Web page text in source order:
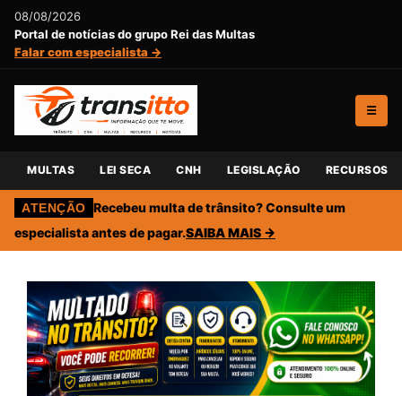
08/08/2026
Portal de notícias do grupo Rei das Multas
Falar com especialista →
☰
MULTAS LEI SECA CNH LEGISLAÇÃO RECURSOS
ATENÇÃO Recebeu multa de trânsito? Consulte um
especialista antes de pagar.SAIBA MAIS →